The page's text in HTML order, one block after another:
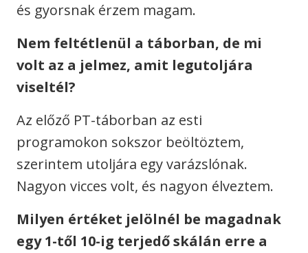
és gyorsnak érzem magam.
Nem feltétlenül a táborban, de mi
volt az a jelmez, amit legutoljára
viseltél?
Az előző PT-táborban az esti
programokon sokszor beöltöztem,
szerintem utoljára egy varázslónak.
Nagyon vicces volt, és nagyon élveztem.
Milyen értéket jelölnél be magadnak
egy 1-től 10-ig terjedő skálán erre a